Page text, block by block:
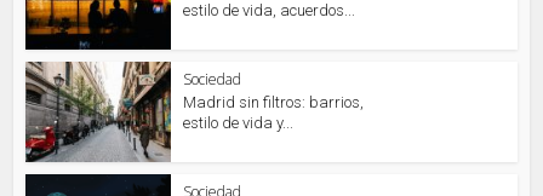
estilo de vida, acuerdos...
Sociedad
Madrid sin filtros: barrios,
estilo de vida y...
Sociedad